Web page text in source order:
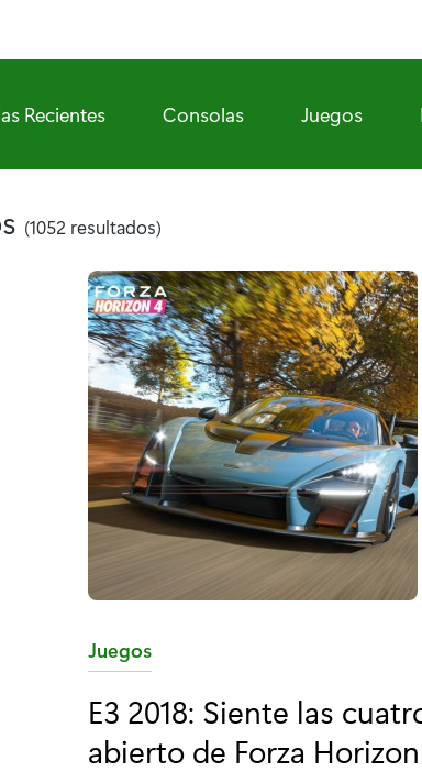
Recientes Consolas Juegos
(1052 resultados)
C
t
e
Juegos
E3 2018: Siente las
abierto de Forza